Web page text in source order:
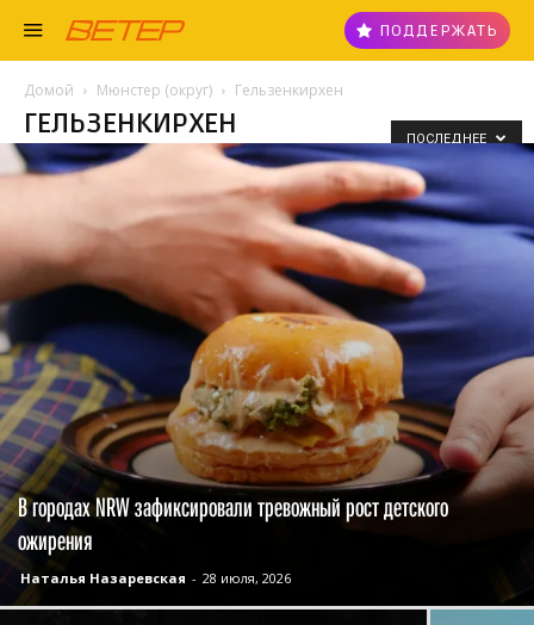
ПОДДЕРЖАТЬ
Домой Мюнстер (округ) Гельзенкирхен
ГЕЛЬЗЕНКИРХЕН ПОСЛЕДНЕЕ
В городах NRW зафиксировали тревожный рост детского
ожирения
Наталья Назаревская - 28 июля, 2026